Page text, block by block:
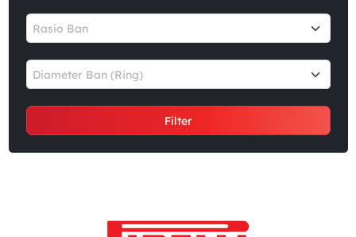
Rasio Ban
Diameter Ban (Ring)
Filter